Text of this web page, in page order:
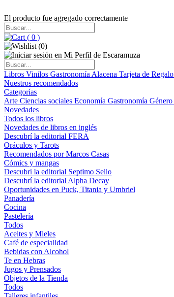
El producto fue agregado correctamente
( 0 )
(0)
Libros Vinilos Gastronomía Alacena Tarjeta de Regalo
Nuestros recomendados
Categorías
Arte Ciencias sociales Economía Gastronomía Género
Novedades
Todos los libros
Novedades de libros en inglés
Descubrí la editorial FERA
Oráculos y Tarots
Recomendados por Marcos Casas
Cómics y mangas
Descubri la editorial Septimo Sello
Descubrí la editorial Alpha Decay
Oportunidades en Puck, Titania y Umbriel
Panadería
Cocina
Pastelería
Todos
Aceites y Mieles
Café de especialidad
Bebidas con Alcohol
Te en Hebras
Jugos y Prensados
Objetos de la Tienda
Todos